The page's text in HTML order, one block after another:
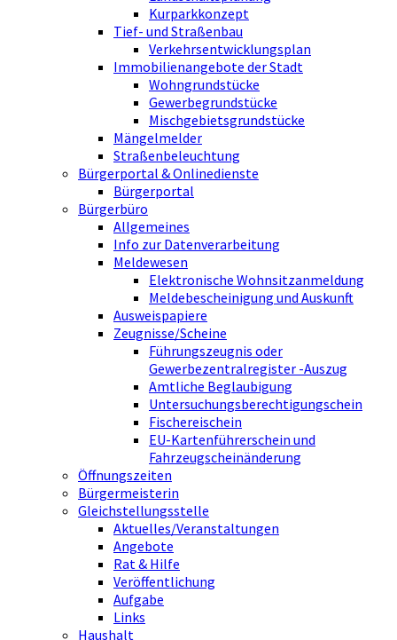
Kurparkkonzept
Tief- und Straßenbau
Verkehrsentwicklungsplan
Immobilienangebote der Stadt
Wohngrundstücke
Gewerbegrundstücke
Mischgebietsgrundstücke
Mängelmelder
Straßenbeleuchtung
Bürgerportal & Onlinedienste
Bürgerportal
Bürgerbüro
Allgemeines
Info zur Datenverarbeitung
Meldewesen
Elektronische Wohnsitzanmeldung
Meldebescheinigung und Auskunft
Ausweispapiere
Zeugnisse/Scheine
Führungszeugnis oder
Gewerbezentralregister -Auszug
Amtliche Beglaubigung
Untersuchungsberechtigungschein
Fischereischein
EU-Kartenführerschein und
Fahrzeugscheinänderung
Öffnungszeiten
Bürgermeisterin
Gleichstellungsstelle
Aktuelles/Veranstaltungen
Angebote
Rat & Hilfe
Veröffentlichung
Aufgabe
Links
Haushalt